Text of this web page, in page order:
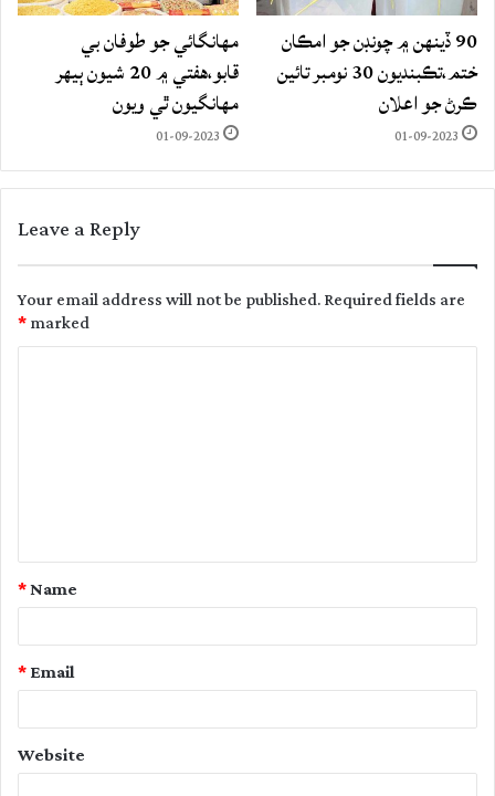
90 ڏينهن ۾ چونڊن جو امڪان
ختم،تڪبنديون 30 نومبر تائين
ڪرڻ جو اعلان
01-09-2023
مهانگائي جو طوفان بي
قابو،هفتي ۾ 20 شيون ٻيهر
مهانگيون ٿي ويون
01-09-2023
Leave a Reply
Your email address will not be published.Required fields are
marked
*
t
Name
*
Email
*
Website